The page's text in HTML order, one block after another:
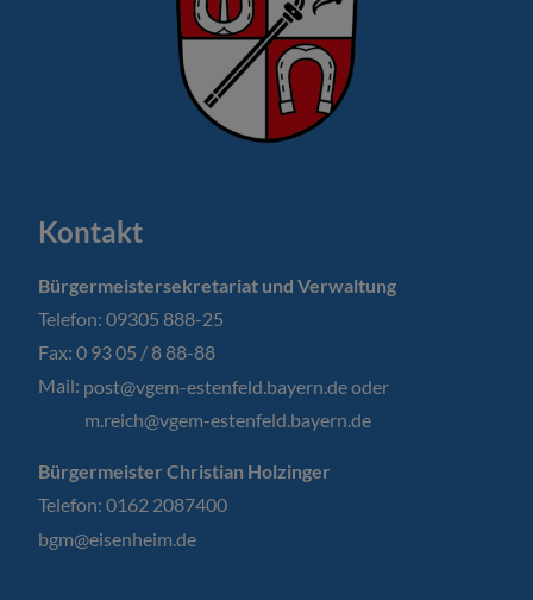
Kontakt
Bürgermeistersekretariat und Verwaltung
Telefon: 09305 888-25
Fax: 0 93 05 / 8 88-88
Mail: post@vgem-estenfeld.bayern.de oder
m.reich@vgem-estenfeld.bayern.de
Bürgermeister Christian Holzinger
Telefon: 0162 2087400
bgm@eisenheim.de